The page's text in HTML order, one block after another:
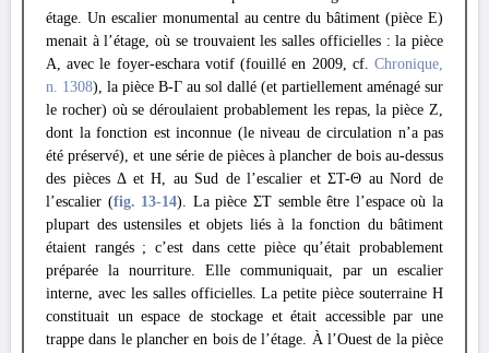
étage. Un escalier monumental au centre du bâtiment (pièce E)
menait à l’étage, où se trouvaient les salles officielles : la pièce
A, avec le foyer-eschara votif (fouillé en 2009, cf. Chronique,
n. 1308), la pièce B-Γ au sol dallé (et partiellement aménagé sur
le rocher) où se déroulaient probablement les repas, la pièce Z,
dont la fonction est inconnue (le niveau de circulation n’a pas
été préservé), et une série de pièces à plancher de bois au-dessus
des pièces Δ et H, au Sud de l’escalier et ΣΤ-Θ au Nord de
l’escalier (fig. 13-14). La pièce ΣΤ semble être l’espace où la
plupart des ustensiles et objets liés à la fonction du bâtiment
étaient rangés ; c’est dans cette pièce qu’était probablement
préparée la nourriture. Elle communiquait, par un escalier
interne, avec les salles officielles. La petite pièce souterraine H
constituait un espace de stockage et était accessible par une
trappe dans le plancher en bois de l’étage. À l’Ouest de la pièce